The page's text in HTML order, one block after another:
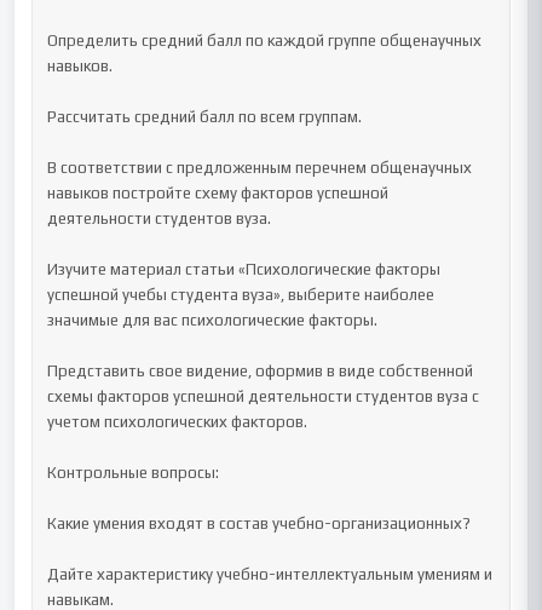
Определить средний балл по каждой группе общенаучных
навыков.
Рассчитать средний балл по всем группам.
В соответствии с предложенным перечнем общенаучных
навыков постройте схему факторов успешной
деятельности студентов вуза.
Изучите материал статьи «Психологические факторы
успешной учебы студента вуза», выберите наиболее
значимые для вас психологические факторы.
Представить свое видение, оформив в виде собственной
схемы факторов успешной деятельности студентов вуза с
учетом психологических факторов.
Контрольные вопросы:
Какие умения входят в состав учебно-организационных?
Дайте характеристику учебно-интеллектуальным умениям и
навыкам.